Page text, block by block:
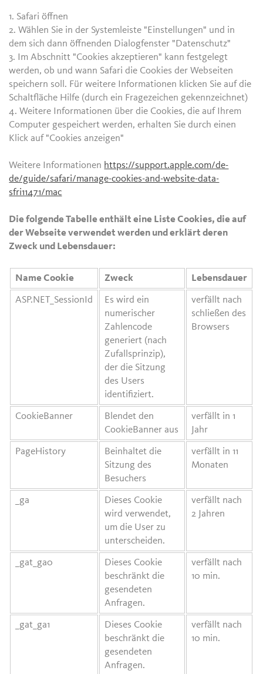
1. Safari öffnen
2. Wählen Sie in der Systemleiste "Einstellungen" und in
dem sich dann öffnenden Dialogfenster "Datenschutz"
3. Im Abschnitt "Cookies akzeptieren" kann festgelegt
werden, ob und wann Safari die Cookies der Webseiten
speichern soll. Für weitere Informationen klicken Sie auf die
Schaltfläche Hilfe (durch ein Fragezeichen gekennzeichnet)
4. Weitere Informationen über die Cookies, die auf Ihrem
Computer gespeichert werden, erhalten Sie durch einen
Klick auf "Cookies anzeigen"
Weitere Informationen https://support.apple.com/de-
de/guide/safari/manage-cookies-and-website-data-
sfri11471/mac
Die folgende Tabelle enthält eine Liste Cookies, die auf
der Webseite verwendet werden und erklärt deren
Zweck und Lebensdauer:
Name Cookie Zweck Lebensdauer
ASP.NET_SessionId
Es wird ein
numerischer
Zahlencode
generiert (nach
Zufallsprinzip),
der die Sitzung
des Users
identifiziert.
verfällt nach
schließen des
Browsers
CookieBanner
Blendet den
CookieBanner aus
verfällt in 1
Jahr
PageHistory
Beinhaltet die
Sitzung des
Besuchers
verfällt in 11
Monaten
_ga
Dieses Cookie
wird verwendet,
um die User zu
unterscheiden.
verfällt nach
2 Jahren
_gat_ga0
Dieses Cookie
beschränkt die
gesendeten
Anfragen.
verfällt nach
10 min.
_gat_ga1
Dieses Cookie
beschränkt die
gesendeten
Anfragen.
verfällt nach
10 min.